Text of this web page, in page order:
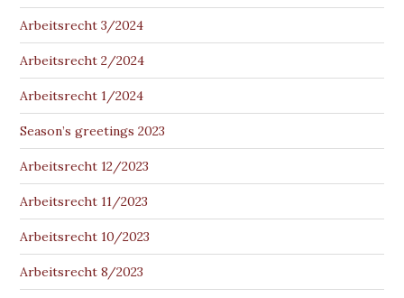
Arbeitsrecht 3/2024
Arbeitsrecht 2/2024
Arbeitsrecht 1/2024
Season’s greetings 2023
Arbeitsrecht 12/2023
Arbeitsrecht 11/2023
Arbeitsrecht 10/2023
Arbeitsrecht 8/2023